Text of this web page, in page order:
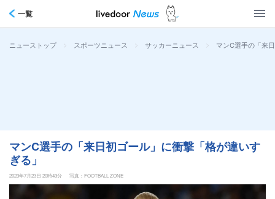
一覧
ニューストップ > スポーツニュース > サッカーニュース > マンC選手の「来
マンC選手の「来日初ゴール」に衝撃「格が違いす
ぎる」
2023年7月23日 20時43分 写真：FOOTBALL ZONE